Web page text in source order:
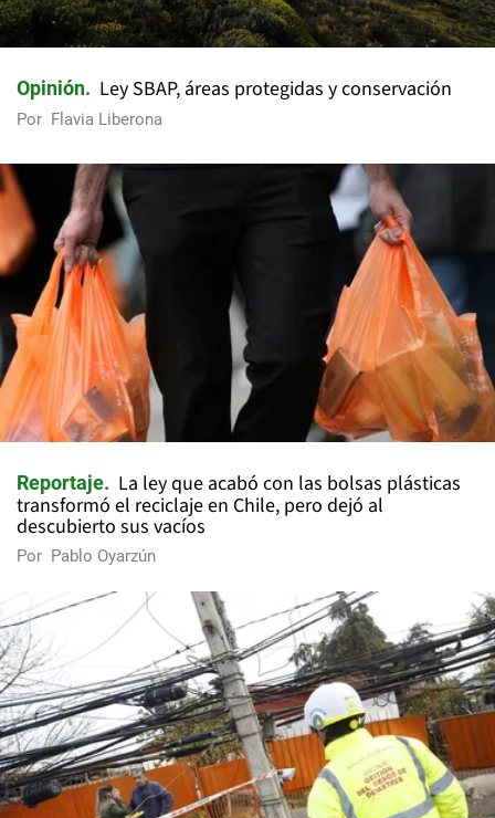
Opinión Ley SBAP, áreas protegidas y conservación
Por Flavia Liberona
Reportaje
La ley que acabó con las bolsas plásticas
transformó el reciclaje en Chile, pero dejó al
descubierto sus vacíos
Por Pablo Oyarzún